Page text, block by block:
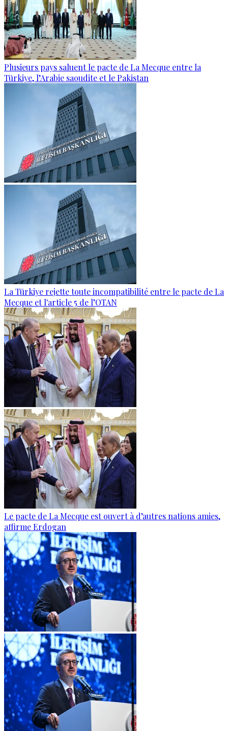
Plusieurs pays saluent le pacte de La Mecque entre la
Türkiye, l’Arabie saoudite et le Pakistan
La Türkiye rejette toute incompatibilité entre le pacte de La
Mecque et l'article 5 de l’OTAN
Le pacte de La Mecque est ouvert à d’autres nations amies,
affirme Erdogan